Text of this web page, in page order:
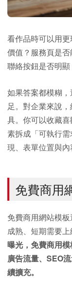
看作品時可以用
價值？服務頁是
聯絡按鈕是否明
如果答案都模糊
足。對企業來說
具。你可以收藏
素拆成「可執行
現、表單位置與內
免費商用
免費商用網站模
成熟、短期需要上
曝光，免費商用
廣告流量、SEO
續擴充。